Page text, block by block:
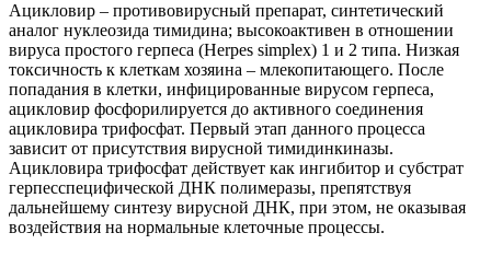
Ацикловир – противовирусный препарат, синтетический
аналог нуклеозида тимидина; высокоактивен в отношении
вируса простого герпеса (Herpes simplex) 1 и 2 типа. Низкая
токсичность к клеткам хозяина – млекопитающего. После
попадания в клетки, инфицированные вирусом герпеса,
ацикловир фосфорилируется до активного соединения
ацикловира трифосфат. Первый этап данного процесса
зависит от присутствия вирусной тимидинкиназы.
Ацикловира трифосфат действует как ингибитор и субстрат
герпесспецифической ДНК полимеразы, препятствуя
дальнейшему синтезу вирусной ДНК, при этом, не оказывая
воздействия на нормальные клеточные процессы.